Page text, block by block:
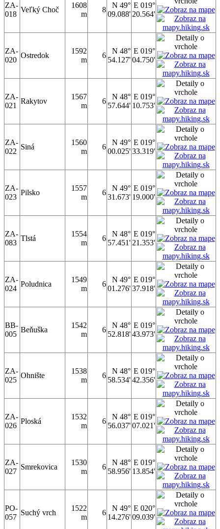
ZA-
018
Veľký Choč
1608
m
8
N 49°
09.088'
E 019°
20.564'
ZA-
020
Ostredok
1592
m
6
N 48°
54.127'
E 019°
04.750'
ZA-
021
Rakytov
1567
m
6
N 48°
57.644'
E 019°
10.753'
ZA-
022
Siná
1560
m
6
N 49°
00.025'
E 019°
33.319'
ZA-
023
Pilsko
1557
m
6
N 49°
31.673'
E 019°
19.000'
ZA-
083
Tlstá
1554
m
6
N 48°
57.451'
E 019°
21.353'
ZA-
024
Poludnica
1549
m
6
N 49°
01.276'
E 019°
37.918'
BB-
005
Beňuška
1542
m
6
N 48°
52.818'
E 019°
43.973'
ZA-
025
Ohnište
1538
m
6
N 48°
58.534'
E 019°
42.356'
ZA-
026
Ploská
1532
m
6
N 48°
56.037'
E 019°
07.021'
ZA-
027
Smrekovica
1530
m
6
N 48°
58.956'
E 019°
13.854'
PO-
057
Suchý vrch
1522
m
6
N 49°
14.276'
E 020°
09.039'